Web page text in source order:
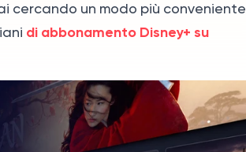
cercando un modo più conveniente
di abbonamento Disney+ su